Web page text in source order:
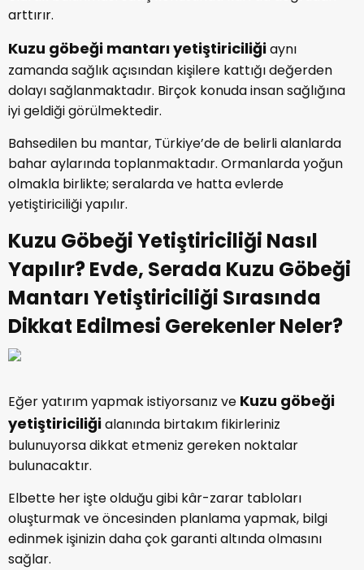
arttırır.
Kuzu göbeği mantarı yetiştiriciliğiaynı
zamanda sağlık açısından kişilere kattığı değerden
dolayı sağlanmaktadır. Birçok konuda insan sağlığına
iyi geldiği görülmektedir.
Bahsedilen bu mantar, Türkiye’de de belirli alanlarda
bahar aylarında toplanmaktadır. Ormanlarda yoğun
olmakla birlikte; seralarda ve hatta evlerde
yetiştiriciliği yapılır.
Kuzu Göbeği Yetiştiriciliği Nasıl
Yapılır? Evde, Serada Kuzu Göbeği
Mantarı Yetiştiriciliği Sırasında
Dikkat Edilmesi Gerekenler Neler?
Eğer yatırım yapmak istiyorsanız ve Kuzu göbeği
yetiştiriciliğialanında birtakım fikirleriniz
bulunuyorsa dikkat etmeniz gereken noktalar
bulunacaktır.
Elbette her işte olduğu gibi kâr-zarar tabloları
oluşturmak ve öncesinden planlama yapmak, bilgi
edinmek işinizin daha çok garanti altında olmasını
sağlar.